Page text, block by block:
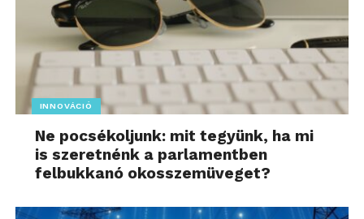
INNOVÁCIÓ
Ne pocsékoljunk: mit tegyünk, ha mi
is szeretnénk a parlamentben
felbukkanó okosszemüveget?